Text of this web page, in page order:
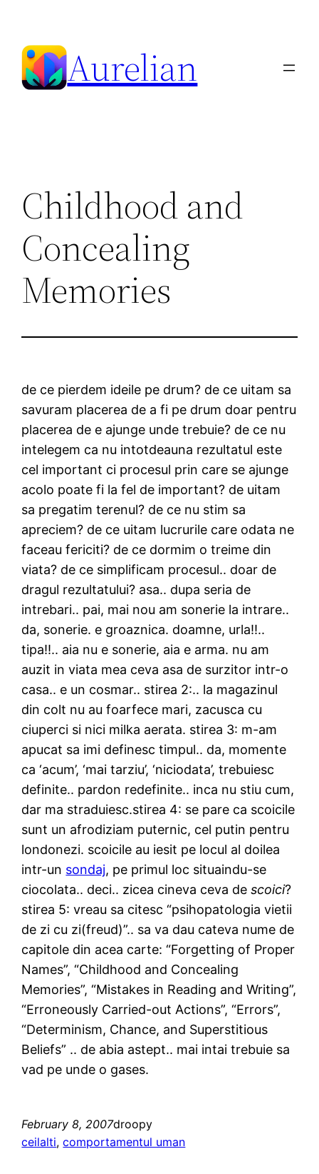
content
Aurelian
Childhood and
Concealing
Memories
de ce pierdem ideile pe drum? de ce uitam sa
savuram placerea de a fi pe drum doar pentru
placerea de e ajunge unde trebuie? de ce nu
intelegem ca nu intotdeauna rezultatul este
cel important ci procesul prin care se ajunge
acolo poate fi la fel de important? de uitam
sa pregatim terenul? de ce nu stim sa
apreciem? de ce uitam lucrurile care odata ne
faceau fericiti? de ce dormim o treime din
viata? de ce simplificam procesul.. doar de
dragul rezultatului? asa.. dupa seria de
intrebari.. pai, mai nou am sonerie la intrare..
da, sonerie. e groaznica. doamne, urla!!..
tipa!!.. aia nu e sonerie, aia e arma. nu am
auzit in viata mea ceva asa de surzitor intr-o
casa.. e un cosmar.. stirea 2:.. la magazinul
din colt nu au foarfece mari, zacusca cu
ciuperci si nici milka aerata. stirea 3: m-am
apucat sa imi definesc timpul.. da, momente
ca ‘acum’, ‘mai tarziu’, ‘niciodata’, trebuiesc
definite.. pardon redefinite.. inca nu stiu cum,
dar ma straduiesc.stirea 4: se pare ca scoicile
sunt un afrodiziam puternic, cel putin pentru
londonezi. scoicile au iesit pe locul al doilea
intr-un sondaj, pe primul loc situaindu-se
ciocolata.. deci.. zicea cineva ceva descoici?
stirea 5: vreau sa citesc “psihopatologia vietii
de zi cu zi(freud)”.. sa va dau cateva nume de
capitole din acea carte: “Forgetting of Proper
Names”, “Childhood and Concealing
Memories”, “Mistakes in Reading and Writing”,
“Erroneously Carried-out Actions”, “Errors”,
“Determinism, Chance, and Superstitious
Beliefs” .. de abia astept.. mai intai trebuie sa
vad pe unde o gases.
February 8, 2007droopy
ceilalti, comportamentul uman